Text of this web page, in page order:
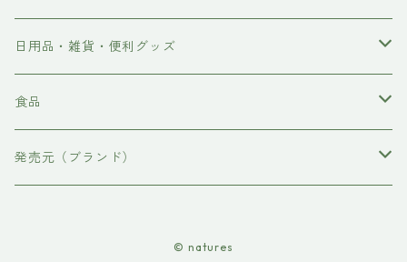
健康維持
ミネラル
ルームスプレー
シャンプー＆コンディショナー
入浴剤
エッセンシャルオイル 精油
日用品・雑貨・便利グッズ
爪楊枝
歯磨き粉
食品
お茶・ハーブティー
発売元（ブランド）
© natures